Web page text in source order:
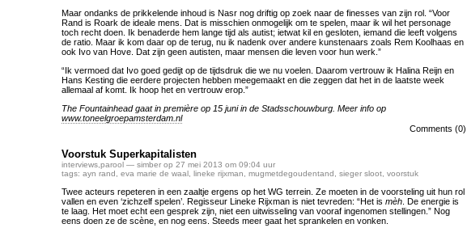
Maar ondanks de prikkelende inhoud is Nasr nog driftig op zoek naar de finesses van zijn rol. “Voor
Rand is Roark de ideale mens. Dat is misschien onmogelijk om te spelen, maar ik wil het personage
toch recht doen. Ik benaderde hem lange tijd als autist; ietwat kil en gesloten, iemand die leeft volgens
de ratio. Maar ik kom daar op de terug, nu ik nadenk over andere kunstenaars zoals Rem Koolhaas en
ook Ivo van Hove. Dat zijn geen autisten, maar mensen die leven voor hun werk.”
“Ik vermoed dat Ivo goed gedijt op de tijdsdruk die we nu voelen. Daarom vertrouw ik Halina Reijn en
Hans Kesting die eerdere projecten hebben meegemaakt en die zeggen dat het in de laatste week
allemaal af komt. Ik hoop het en vertrouw erop.”
The Fountainhead gaat in première op 15 juni in de Stadsschouwburg. Meer info op
www.toneelgroepamsterdam.nl
Comments (0)
Voorstuk Superkapitalisten
interviews parool — simber op 27 mei 2013 om 09:04 uur
tags: ayn rand eva marie de waal lineke rijxman mugmetdegoudentand sieger sloot voorstuk
Twee acteurs repeteren in een zaaltje ergens op het WG terrein. Ze moeten in de voorsteling uit hun rol
vallen en even ‘zichzelf spelen’. Regisseur Lineke Rijxman is niet tevreden: “Het is mèh . De energie is
te laag. Het moet echt een gesprek zijn, niet een uitwisseling van vooraf ingenomen stellingen.” Nog
eens doen ze de scène, en nog eens. Steeds meer gaat het sprankelen en vonken.